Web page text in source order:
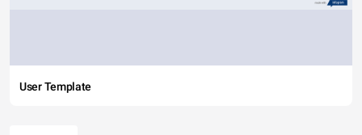
User Template